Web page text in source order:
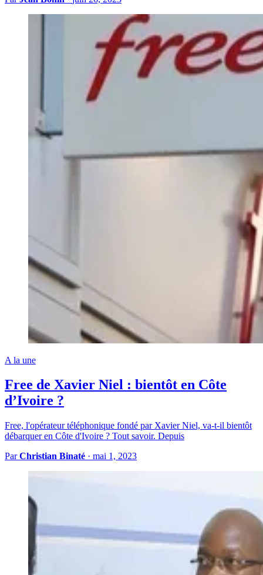
A la une
Free de Xavier Niel : bientôt en Côte
d’Ivoire ?
Free, l'opérateur téléphonique fondé par Xavier Niel, va-t-il bientôt
débarquer en Côte d'Ivoire ? Tout savoir. Depuis
ParChristian Binaté · mai 1, 2023